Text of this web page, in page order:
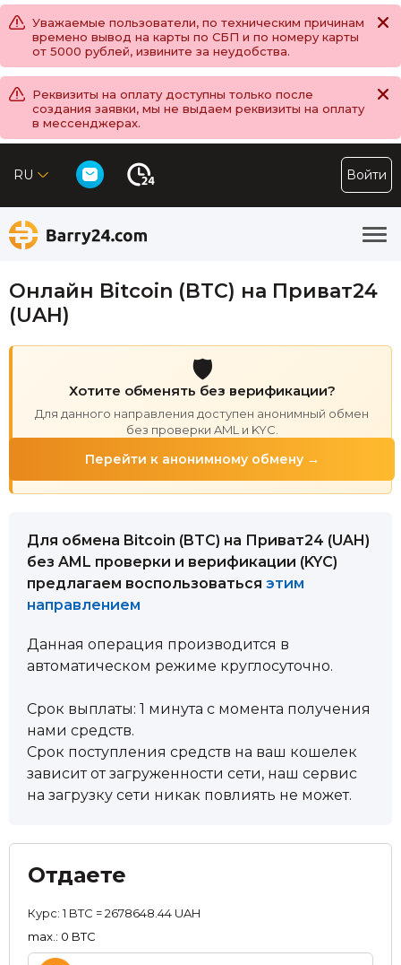
Уважаемые пользователи, по техническим причинам
времено вывод на карты по СБП и по номеру карты
от 5000 рублей, извините за неудобства.
Реквизиты на оплату доступны только после
создания заявки, мы не выдаем реквизиты на оплату
в мессенджерах.
RU Войти
Онлайн Bitcoin (BTC) на Приват24
(UAH)
🛡️
Хотите обменять без верификации?
Для данного направления доступен анонимный обмен
без проверки AML и KYC.
Перейти к анонимному обмену →
Для обмена Bitcoin (BTC) на Приват24 (UAH)
без AML проверки и верификации (KYC)
предлагаем воспользоваться этим
направлением
Данная операция производится в
автоматическом режиме круглосуточно.
Срок выплаты: 1 минута с момента получения
нами средств.
Срок поступления средств на ваш кошелек
зависит от загруженности сети, наш сервис
на загрузку сети никак повлиять не может.
Отдаете
Курс:1 BTC = 2678648.44 UAH
max.: 0 BTC